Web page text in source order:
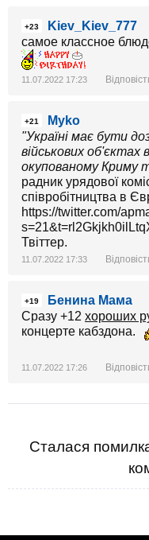
+23
Kiev_Kiev_777
самое классное
11.07.2022 17:23
+21
Myko
"Україні має бути
військових об'єктах
окупованому Криму
радник урядової
співробітництва в
https://twitter.com/
Твіттер.
11.07.2022 17:33
+19
Бенина Мама
Сразу +12 хороших
концерте кабздона.
11.07.2022 17:26
Сталася